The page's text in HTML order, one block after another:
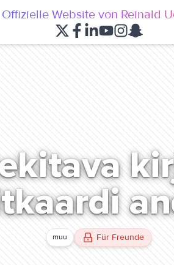
Offizielle Website von Reinald
muu Für Freunde